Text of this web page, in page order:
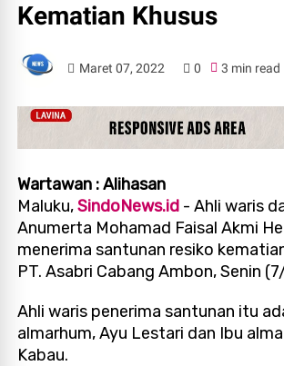
Kematian Khusus
Maret 07, 2022 0 3 min read
Wartawan : Alihasan
Maluku,SindoNews.id - Ahli waris
Anumerta Mohamad Faisal Akmi
menerima santunan resiko
PT. Asabri Cabang Ambon, Senin
Ahli waris penerima santunan itu
almarhum, Ayu Lestari dan Ibu
Kabau.